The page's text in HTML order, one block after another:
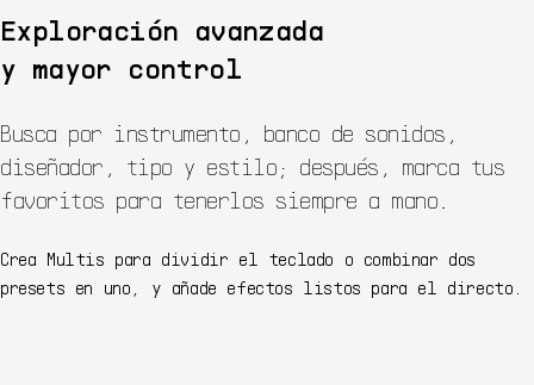
Exploración avanzada
y mayor control
Busca por instrumento, banco de sonidos,
diseñador, tipo y estilo; después, marca tus
favoritos para tenerlos siempre a mano.
Crea Multis para dividir el teclado o combinar dos
presets en uno, y añade efectos listos para el directo.